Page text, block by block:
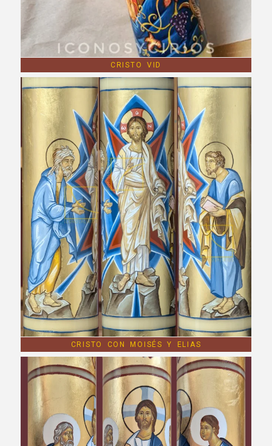
CRISTO VID
CRISTO CON MOISÉS Y ELIAS